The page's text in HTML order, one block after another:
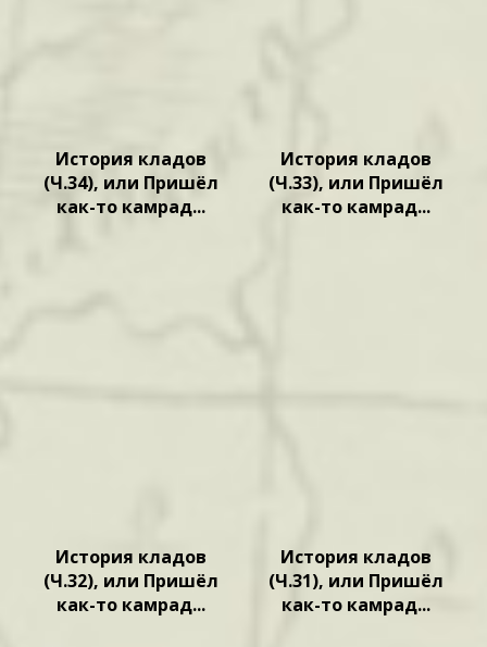
История кладов
(Ч.34), или Пришёл
как-то камрад...
История кладов
(Ч.33), или Пришёл
как-то камрад...
История кладов
(Ч.32), или Пришёл
как-то камрад...
История кладов
(Ч.31), или Пришёл
как-то камрад...